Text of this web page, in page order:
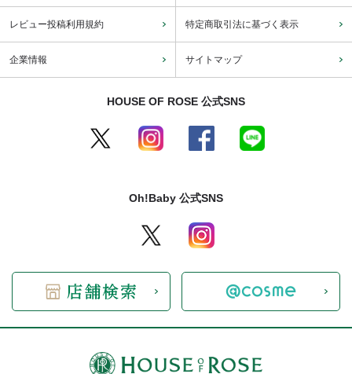
レビュー投稿利用規約 特定商取引法に基づく表示
企業情報 サイトマップ
HOUSE OF ROSE 公式SNS
Oh!Baby 公式SNS